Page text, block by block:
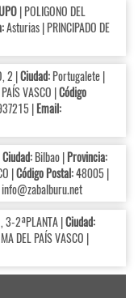
| POLIGONO DEL
Asturias | PRINCIPADO DE
2 |Ciudad:Portugalete |
VASCO |Código
|Email:
Ciudad:Bilbao |Provincia:
|Código Postal:48005 |
info@zabalburu.net
3-2ªPLANTA |Ciudad:
DEL PAÍS VASCO |